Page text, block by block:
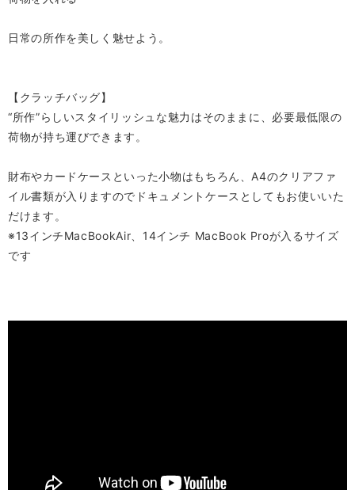
日常の所作を美しく魅せよう。
【クラッチバッグ】
“所作”らしいスタイリッシュな魅力はそのままに、必要最低限の
荷物が持ち運びできます。
財布やカードケースといった小物はもちろん、A4のクリアファ
イル書類が入りますのでドキュメントケースとしてもお使いいた
だけます。
※13インチMacBookAir、14インチ MacBook Proが入るサイズ
です